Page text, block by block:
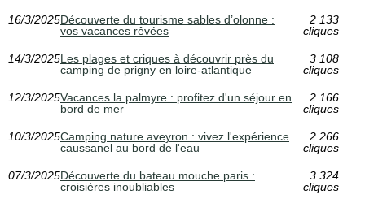
16/3/2025Découverte du tourisme sables d’olonne :
vos vacances rêvées
2 133
cliques
14/3/2025Les plages et criques à découvrir près du
camping de prigny en loire-atlantique
3 108
cliques
12/3/2025Vacances la palmyre : profitez d'un séjour en
bord de mer
2 166
cliques
10/3/2025Camping nature aveyron : vivez l'expérience
caussanel au bord de l'eau
2 266
cliques
07/3/2025Découverte du bateau mouche paris :
croisières inoubliables
3 324
cliques